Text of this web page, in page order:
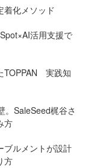
着化メソッド
活用支援で
TOPPAN 実践知
。SaleSeed梶谷さ
方
ブルメントが設計
方